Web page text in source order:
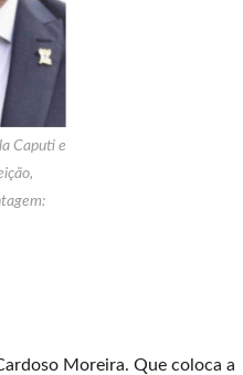
Caputi e
Moreira. Que coloca a